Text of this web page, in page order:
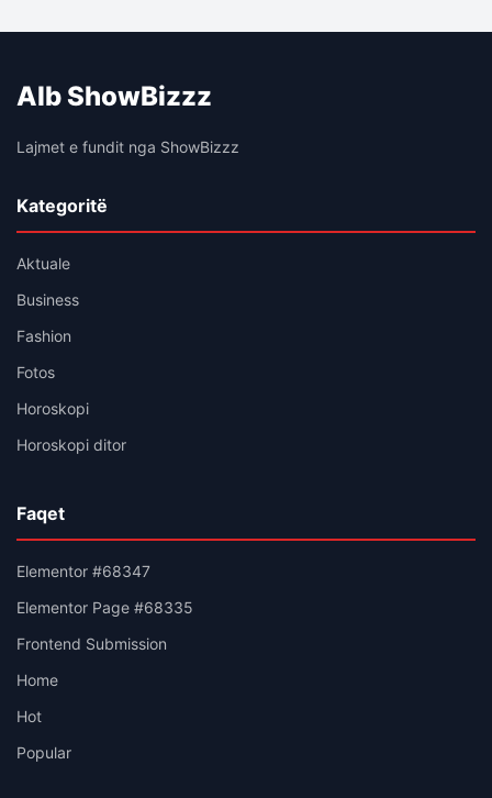
Alb ShowBizzz
Lajmet e fundit nga ShowBizzz
Kategoritë
Aktuale
Business
Fashion
Fotos
Horoskopi
Horoskopi ditor
Faqet
Elementor #68347
Elementor Page #68335
Frontend Submission
Home
Hot
Popular